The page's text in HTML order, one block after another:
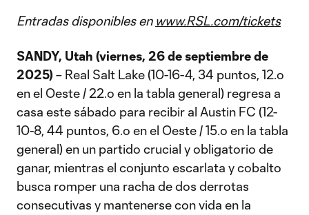
Entradas disponibles en www.RSL.com/tickets
SANDY, Utah (viernes, 26 de septiembre de
2025) – Real Salt Lake (10-16-4, 34 puntos, 12.º
en el Oeste / 22.º en la tabla general) regresa a
casa este sábado para recibir al Austin FC (12-
10-8, 44 puntos, 6.º en el Oeste / 15.º en la tabla
general) en un partido crucial y obligatorio de
ganar, mientras el conjunto escarlata y cobalto
busca romper una racha de dos derrotas
consecutivas y mantenerse con vida en la